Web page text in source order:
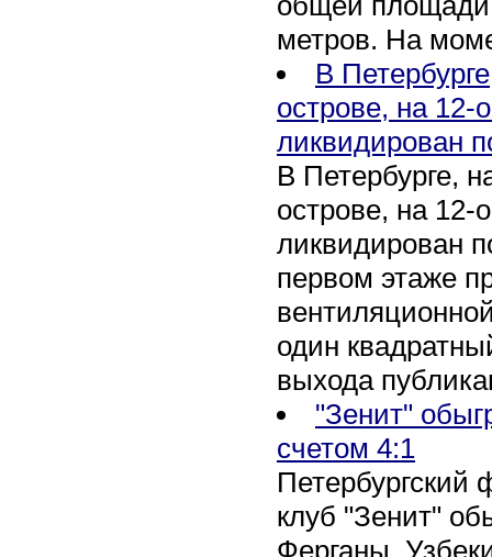
метров. На
В
острове, на 12-
ликвидирован
В Петербурге,
острове, на 12-
ликвидирован
первом этаже
один
выхода
"Зенит"
счетом 4:1
Петербургский
клуб "Зенит"
Ферганы,